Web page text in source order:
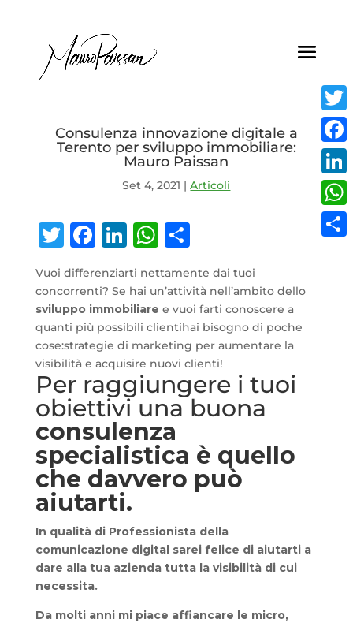
Consulenza innovazione digitale a
Terento per sviluppo immobiliare:
Mauro Paissan
Set 4, 2021 |Articoli
Twitter
Facebook
LinkedIn
WhatsApp
Condividi
Vuoi differenziarti nettamente dai tuoi
concorrenti? Se hai un’attività nell’ambito dello
sviluppo immobiliare e vuoi farti conoscere a
quanti più possibili clientihai bisogno di poche
cose:strategie di marketing per aumentare la
visibilità e acquisire nuovi clienti!
Per raggiungere i tuoi
obiettivi una buona
consulenza
specialistica è quello
che davvero può
aiutarti.
In qualità di Professionista della
comunicazione digitalsarei felice di aiutarti a
dare alla tua azienda tutta la visibilità di cui
necessita.
Da molti anni mi piace affiancare le micro,